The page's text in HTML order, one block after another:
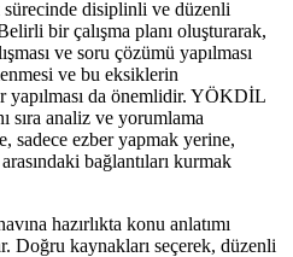
sürecinde disiplinli ve düzenli
bir çalışma planı oluşturarak,
ve soru çözümü yapılması
ve bu eksiklerin
yapılması da önemlidir. YÖKDİL
sıra analiz ve yorumlama
sadece ezber yapmak yerine,
bağlantıları kurmak
hazırlıkta konu anlatımı
Doğru kaynakları seçerek, düzenli